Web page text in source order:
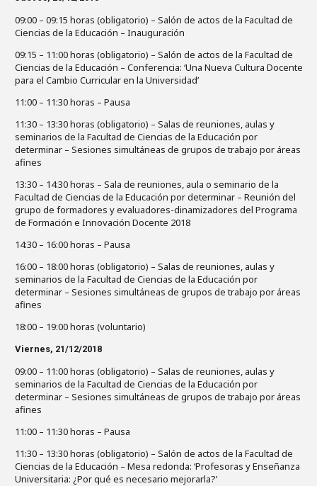
09:00 – 09:15 horas (obligatorio) – Salón de actos de la Facultad de
Ciencias de la Educación – Inauguración
09:15 – 11:00 horas (obligatorio) – Salón de actos de la Facultad de
Ciencias de la Educación – Conferencia: ‘Una Nueva Cultura Docente
para el Cambio Curricular en la Universidad’
11:00 – 11:30 horas – Pausa
11:30 – 13:30 horas (obligatorio) – Salas de reuniones, aulas y
seminarios de la Facultad de Ciencias de la Educación por
determinar – Sesiones simultáneas de grupos de trabajo por áreas
afines
13:30 – 14:30 horas – Sala de reuniones, aula o seminario de la
Facultad de Ciencias de la Educación por determinar – Reunión del
grupo de formadores y evaluadores-dinamizadores del Programa
de Formación e Innovación Docente 2018
14:30 – 16:00 horas – Pausa
16:00 – 18:00 horas (obligatorio) – Salas de reuniones, aulas y
seminarios de la Facultad de Ciencias de la Educación por
determinar – Sesiones simultáneas de grupos de trabajo por áreas
afines
18:00 – 19:00 horas (voluntario)
Viernes, 21/12/2018
09:00 – 11:00 horas (obligatorio) – Salas de reuniones, aulas y
seminarios de la Facultad de Ciencias de la Educación por
determinar – Sesiones simultáneas de grupos de trabajo por áreas
afines
11:00 – 11:30 horas – Pausa
11:30 – 13:30 horas (obligatorio) – Salón de actos de la Facultad de
Ciencias de la Educación – Mesa redonda: ‘Profesoras y Enseñanza
Universitaria: ¿Por qué es necesario mejorarla?’